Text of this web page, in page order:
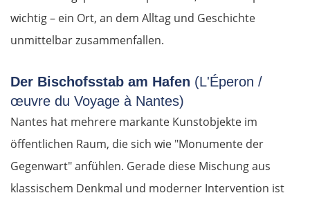
wichtig – ein Ort, an dem Alltag und Geschichte
unmittelbar zusammenfallen.
Der Bischofsstab am Hafen (L'Éperon /
œuvre du Voyage à Nantes)
Nantes hat mehrere markante Kunstobjekte im
öffentlichen Raum, die sich wie "Monumente der
Gegenwart" anfühlen. Gerade diese Mischung aus
klassischem Denkmal und moderner Intervention ist
Panevėžys
Ukmergė
Vilnius
Polen